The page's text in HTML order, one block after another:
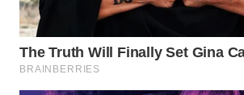
PAKPAK
WN
KARAWANG